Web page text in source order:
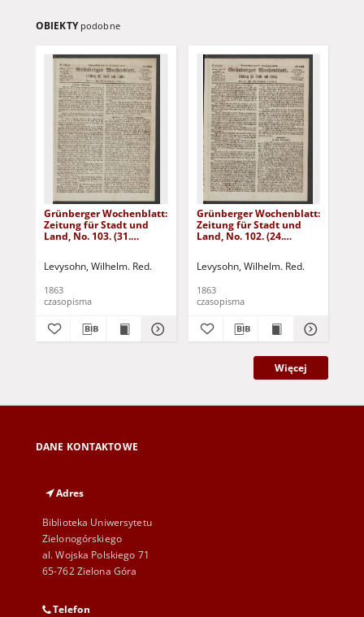
OBIEKTY podobne
Grünberger Wochenblatt:
Zeitung für Stadt und
Land, No. 103. (31.
Levysohn, Wilhelm. Red.
1863
czasopisma
Grünberger Wochenblatt:
Zeitung für Stadt und
Land, No. 102. (24.
Levysohn, Wilhelm. Red.
1863
czasopisma
Więcej
DANE KONTAKTOWE
Adres
Biblioteka Uniwersytetu
Zielonogórskiego
al. Wojska Polskiego 71
65-762 Zielona Góra
Telefon